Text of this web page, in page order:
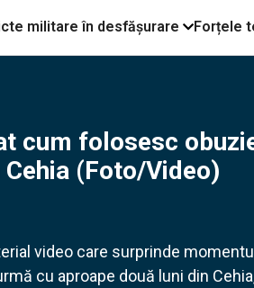
militare în desfășurare Forțele
cum folosesc
(Foto/Video)
video care surprinde
cu aproape două luni din